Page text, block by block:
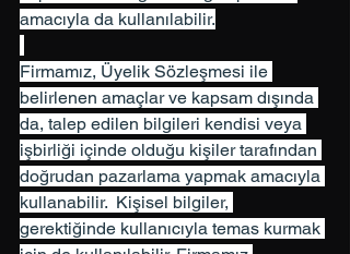
amacıyla da kullanılabilir.
Firmamız, Üyelik Sözleşmesi ile
belirlenen amaçlar ve kapsam dışında
da, talep edilen bilgileri kendisi veya
işbirliği içinde olduğu kişiler tarafından
doğrudan pazarlama yapmak amacıyla
kullanabilir.  Kişisel bilgiler,
gerektiğinde kullanıcıyla temas kurmak